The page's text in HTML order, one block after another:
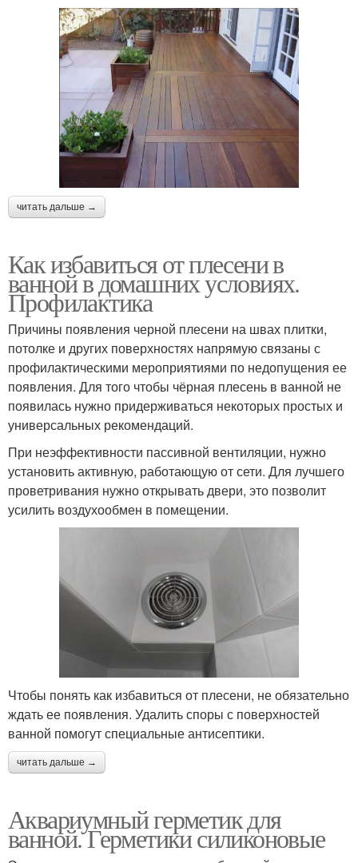
читать дальше →
Как избавиться от плесени в
ванной в домашних условиях.
Профилактика
Причины появления черной плесени на швах плитки,
потолке и других поверхностях напрямую связаны с
профилактическими мероприятиями по недопущения ее
появления. Для того чтобы чёрная плесень в ванной не
появилась нужно придерживаться некоторых простых и
универсальных рекомендаций.
При неэффективности пассивной вентиляции, нужно
установить активную, работающую от сети. Для лучшего
проветривания нужно открывать двери, это позволит
усилить воздухообмен в помещении.
Чтобы понять как избавиться от плесени, не обязательно
ждать ее появления. Удалить споры с поверхностей
ванной помогут специальные антисептики.
читать дальше →
Аквариумный герметик для
ванной. Герметики силиконовые